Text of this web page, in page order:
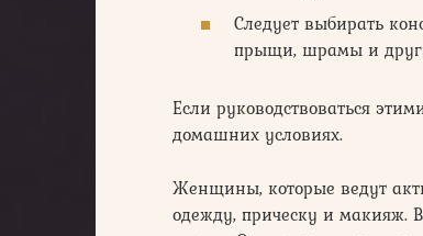
Следует выбирать
прыщи, шрамы и
Если руководствоваться
домашних условиях.
Женщины, которые ведут
одежду, прическу и макияж.